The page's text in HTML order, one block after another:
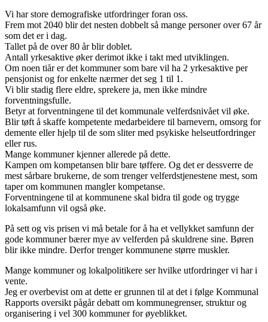
Vi har store demografiske utfordringer foran oss.
Frem mot 2040 blir det nesten dobbelt så mange personer over 67 år
som det er i dag.
Tallet på de over 80 år blir doblet.
Antall yrkesaktive øker derimot ikke i takt med utviklingen.
Om noen tiår er det kommuner som bare vil ha 2 yrkesaktive per
pensjonist og for enkelte nærmer det seg 1 til 1.
Vi blir stadig flere eldre, sprekere ja, men ikke mindre
forventningsfulle.
Betyr at forventningene til det kommunale velferdsnivået vil øke.
Blir tøft å skaffe kompetente medarbeidere til barnevern, omsorg for
demente eller hjelp til de som sliter med psykiske helseutfordringer
eller rus.
Mange kommuner kjenner allerede på dette.
Kampen om kompetansen blir bare tøffere. Og det er dessverre de
mest sårbare brukerne, de som trenger velferdstjenestene mest, som
taper om kommunen mangler kompetanse.
Forventningene til at kommunene skal bidra til gode og trygge
lokalsamfunn vil også øke.
På sett og vis prisen vi må betale for å ha et vellykket samfunn der
gode kommuner bærer mye av velferden på skuldrene sine. Børen
blir ikke mindre. Derfor trenger kommunene større muskler.
Mange kommuner og lokalpolitikere ser hvilke utfordringer vi har i
vente.
Jeg er overbevist om at dette er grunnen til at det i følge Kommunal
Rapports oversikt pågår debatt om kommunegrenser, struktur og
organisering i vel 300 kommuner for øyeblikket.